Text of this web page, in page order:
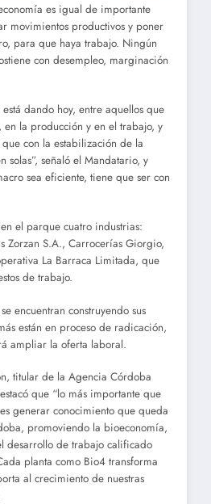
es igual de importante
movimientos productivos y poner
para que haya trabajo. Ningún
con desempleo, marginación
está dando hoy, entre aquellos que
en la producción y en el trabajo, y
con la estabilización de la
solas”, señaló el Mandatario, y
sea eficiente, tiene que ser con
el parque cuatro industrias:
Zorzan S.A., Carrocerías Giorgio,
La Barraca Limitada, que
de trabajo.
encuentran construyendo sus
están en proceso de radicación,
ampliar la oferta laboral.
titular de la Agencia Córdoba
que “lo más importante que
generar conocimiento que queda
promoviendo la bioeconomía,
desarrollo de trabajo calificado
planta como Bio4 transforma
al crecimiento de nuestras